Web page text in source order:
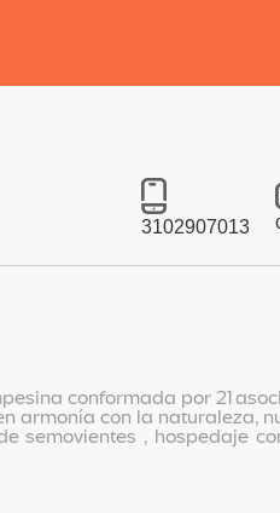
3102907013
conformada por 21
con la naturaleza,
semovientes , hospedaje